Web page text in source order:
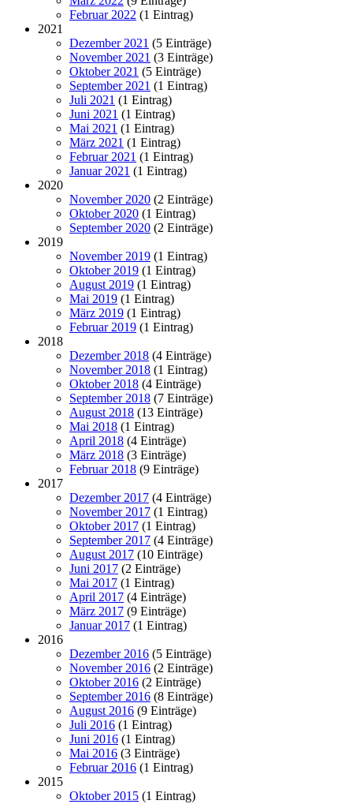
Februar 2022 (1 Eintrag)
2021
Dezember 2021 (5 Einträge)
November 2021 (3 Einträge)
Oktober 2021 (5 Einträge)
September 2021 (1 Eintrag)
Juli 2021 (1 Eintrag)
Juni 2021 (1 Eintrag)
Mai 2021 (1 Eintrag)
März 2021 (1 Eintrag)
Februar 2021 (1 Eintrag)
Januar 2021 (1 Eintrag)
2020
November 2020 (2 Einträge)
Oktober 2020 (1 Eintrag)
September 2020 (2 Einträge)
2019
November 2019 (1 Eintrag)
Oktober 2019 (1 Eintrag)
August 2019 (1 Eintrag)
Mai 2019 (1 Eintrag)
März 2019 (1 Eintrag)
Februar 2019 (1 Eintrag)
2018
Dezember 2018 (4 Einträge)
November 2018 (1 Eintrag)
Oktober 2018 (4 Einträge)
September 2018 (7 Einträge)
August 2018 (13 Einträge)
Mai 2018 (1 Eintrag)
April 2018 (4 Einträge)
März 2018 (3 Einträge)
Februar 2018 (9 Einträge)
2017
Dezember 2017 (4 Einträge)
November 2017 (1 Eintrag)
Oktober 2017 (1 Eintrag)
September 2017 (4 Einträge)
August 2017 (10 Einträge)
Juni 2017 (2 Einträge)
Mai 2017 (1 Eintrag)
April 2017 (4 Einträge)
März 2017 (9 Einträge)
Januar 2017 (1 Eintrag)
2016
Dezember 2016 (5 Einträge)
November 2016 (2 Einträge)
Oktober 2016 (2 Einträge)
September 2016 (8 Einträge)
August 2016 (9 Einträge)
Juli 2016 (1 Eintrag)
Juni 2016 (1 Eintrag)
Mai 2016 (3 Einträge)
Februar 2016 (1 Eintrag)
2015
Oktober 2015 (1 Eintrag)